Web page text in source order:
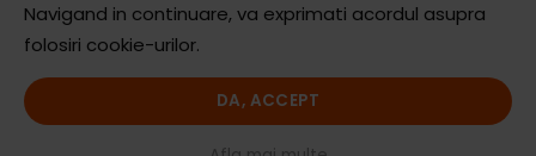
J20/1379/2017
© iCooking.ro. Toate drepturile rezervate.
Navigand in continuare, va exprimati acordul asupra
folosiri cookie-urilor.
DA, ACCEPT